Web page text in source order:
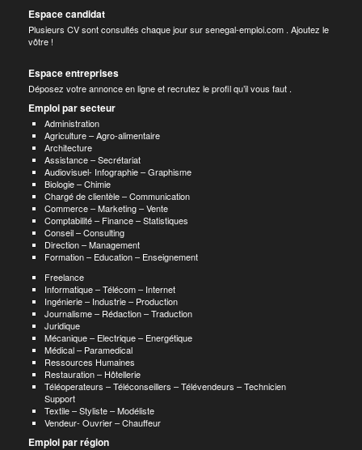
Espace candidat
Plusieurs CV sont consultés chaque jour sur senegal-emploi.com . Ajoutez le
vôtre !
Espace entreprises
Déposez votre annonce en ligne et recrutez le profil qu’il vous faut .
Emploi par secteur
Administration
Agriculture – Agro-alimentaire
Architecture
Assistance – Secrétariat
Audiovisuel- Infographie – Graphisme
Biologie – Chimie
Chargé de clientèle – Communication
Commerce – Marketing – Vente
Comptabilité – Finance – Statistiques
Conseil – Consulting
Direction – Management
Formation – Education – Enseignement
Freelance
Informatique – Télécom – Internet
Ingénierie – Industrie – Production
Journalisme – Rédaction – Traduction
Juridique
Mécanique – Electrique – Energétique
Médical – Paramedical
Ressources Humaines
Restauration – Hôtellerie
Téléoperateurs – Téléconseillers – Télévendeurs – Technicien
Support
Textile – Styliste – Modéliste
Vendeur- Ouvrier – Chauffeur
Emploi par région